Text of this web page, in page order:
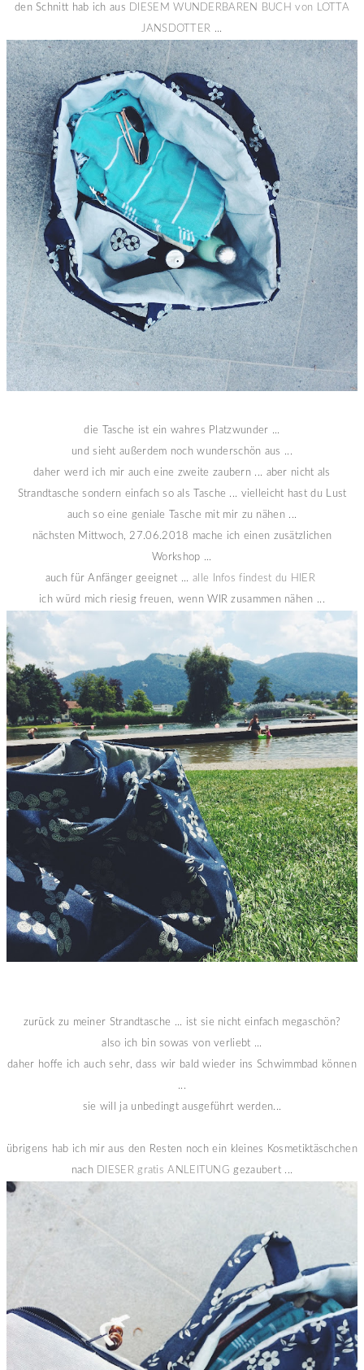
den Schnitt hab ich aus DIESEM WUNDERBAREN BUCH von LOTTA
JANSDOTTER ...
die Tasche ist ein wahres Platzwunder ...
und sieht außerdem noch wunderschön aus ...
daher werd ich mir auch eine zweite zaubern ... aber nicht als
Strandtasche sondern einfach so als Tasche ... vielleicht hast du Lust
auch so eine geniale Tasche mit mir zu nähen ...
nächsten Mittwoch, 27.06.2018 mache ich einen zusätzlichen
Workshop ...
auch für Anfänger geeignet ...alle Infos findest du HIER
ich würd mich riesig freuen, wenn WIR zusammen nähen ...
zurück zu meiner Strandtasche ... ist sie nicht einfach megaschön?
also ich bin sowas von verliebt ...
daher hoffe ich auch sehr, dass wir bald wieder ins Schwimmbad können
...
sie will ja unbedingt ausgeführt werden...
übrigens hab ich mir aus den Resten noch ein kleines Kosmetiktäschchen
nach DIESER gratis ANLEITUNGgezaubert ...